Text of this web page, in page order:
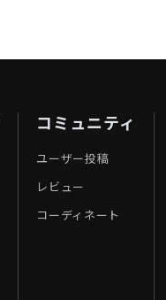
コミュニティ
ユーザー投稿
レビュー
コーディネート